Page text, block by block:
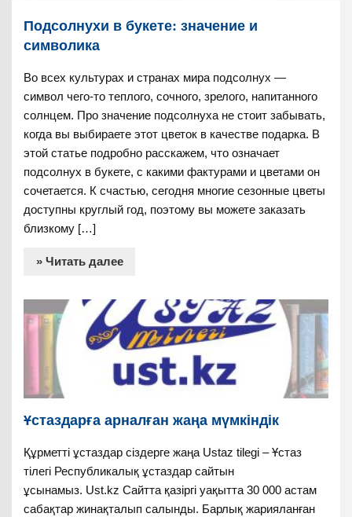
Подсолнухи в букете: значение и
символика
Во всех культурах и странах мира подсолнух —
символ чего-то теплого, сочного, зрелого, напитанного
солнцем. Про значение подсолнуха не стоит забывать,
когда вы выбираете этот цветок в качестве подарка. В
этой статье подробно расскажем, что означает
подсолнух в букете, с какими фактурами и цветами он
сочетается. К счастью, сегодня многие сезонные цветы
доступны круглый год, поэтому вы можете заказать
близкому […]
» Читать далее
Ұстаздарға арналған жаңа мүмкіндік
Құрметті ұстаздар сіздерге жаңа Ustaz tilegi – Ұстаз
тілегі Республикалық ұстаздар сайтын
ұсынамыз. Ust.kz Сайтта қазіргі уақытта 30 000 астам
сабақтар жинақталып салынды. Барлық жарияланған